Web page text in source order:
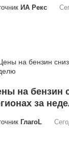
ИА Рекс
на бензин
за
ГлагоL